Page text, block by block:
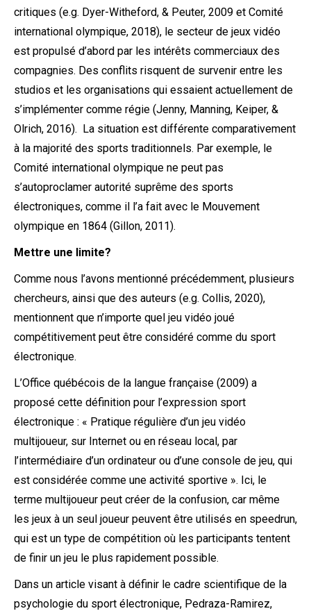
critiques (e.g. Dyer-Witheford, & Peuter, 2009 et Comité
international olympique, 2018), le secteur de jeux vidéo
est propulsé d’abord par les intérêts commerciaux des
compagnies. Des conflits risquent de survenir entre les
studios et les organisations qui essaient actuellement de
s’implémenter comme régie (Jenny, Manning, Keiper, &
Olrich, 2016). La situation est différente comparativement
à la majorité des sports traditionnels. Par exemple, le
Comité international olympique ne peut pas
s’autoproclamer autorité suprême des sports
électroniques, comme il l’a fait avec le Mouvement
olympique en 1864 (Gillon, 2011).
Mettre une limite?
Comme nous l’avons mentionné précédemment, plusieurs
chercheurs, ainsi que des auteurs (e.g. Collis, 2020),
mentionnent que n’importe quel jeu vidéo joué
compétitivement peut être considéré comme du sport
électronique.
L’Office québécois de la langue française (2009) a
proposé cette définition pour l’expression sport
électronique : « Pratique régulière d’un jeu vidéo
multijoueur, sur Internet ou en réseau local, par
l’intermédiaire d’un ordinateur ou d’une console de jeu, qui
est considérée comme une activité sportive ». Ici, le
terme multijoueur peut créer de la confusion, car même
les jeux à un seul joueur peuvent être utilisés en speedrun,
qui est un type de compétition où les participants tentent
de finir un jeu le plus rapidement possible.
Dans un article visant à définir le cadre scientifique de la
psychologie du sport électronique, Pedraza-Ramirez,